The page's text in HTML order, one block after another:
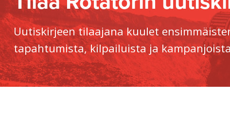
Uutiskirjeen tilaajana kuulet
tapahtumista, kilpailuista ja